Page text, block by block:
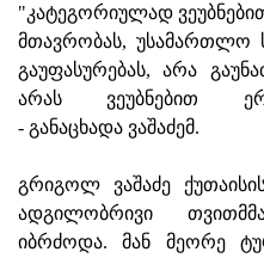
"კატეგორიულად
მთავრობას, უსამართლო
გაუფასურებას, არა
არას ვეუბნებით
- განაცხადა ვაშაძემ.
გრიგოლ ვაშაძე
ადგილობრივი
იბრძოდა. მან მეორე